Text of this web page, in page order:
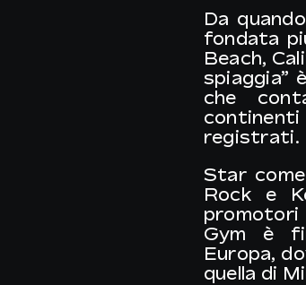
Da
fondata
Beach,
spiaggia”
che
registrati.
Star come
Rocke
Gym è
Europa,
quella di